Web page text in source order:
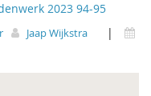
2023 94-95
Jaap Wijkstra
|